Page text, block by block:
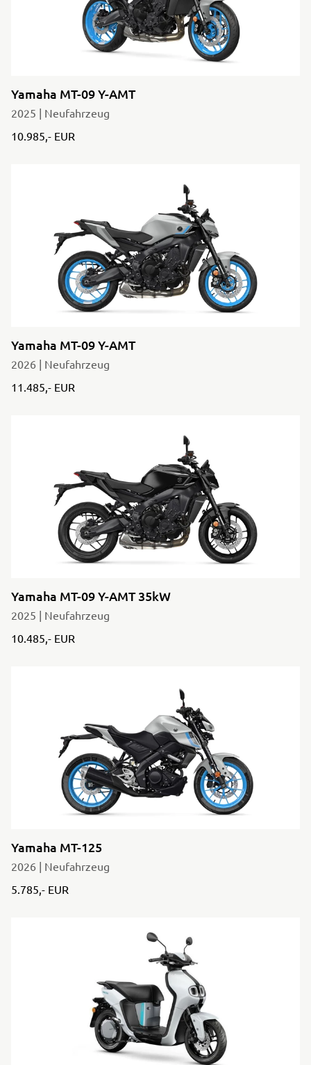
Yamaha MT-09 Y-AMT
2025 | Neufahrzeug
10.985,- EUR
Yamaha MT-09 Y-AMT
2026 | Neufahrzeug
11.485,- EUR
Yamaha MT-09 Y-AMT 35kW
2025 | Neufahrzeug
10.485,- EUR
Yamaha MT-125
2026 | Neufahrzeug
5.785,- EUR